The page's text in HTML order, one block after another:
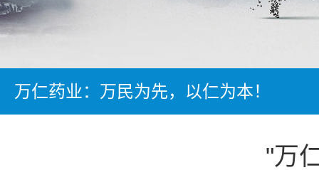
万仁药业：万民为先，以仁为本！
"万